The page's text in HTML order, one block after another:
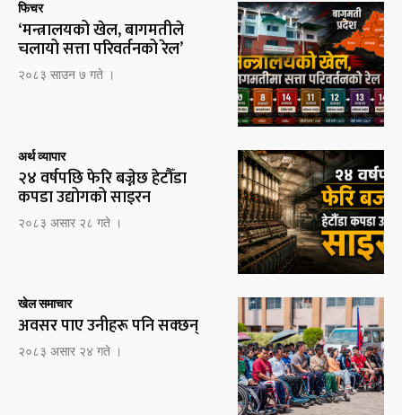
फिचर
‘मन्त्रालयको खेल, बागमतीले
चलायो सत्ता परिवर्तनको रेल’
२०८३ साउन ७ गते ।
अर्थ व्यापार
२४ वर्षपछि फेरि बज्नेछ हेटौँडा
कपडा उद्योगको साइरन
२०८३ असार २८ गते ।
खेल समाचार
अवसर पाए उनीहरू पनि सक्छन्
२०८३ असार २४ गते ।